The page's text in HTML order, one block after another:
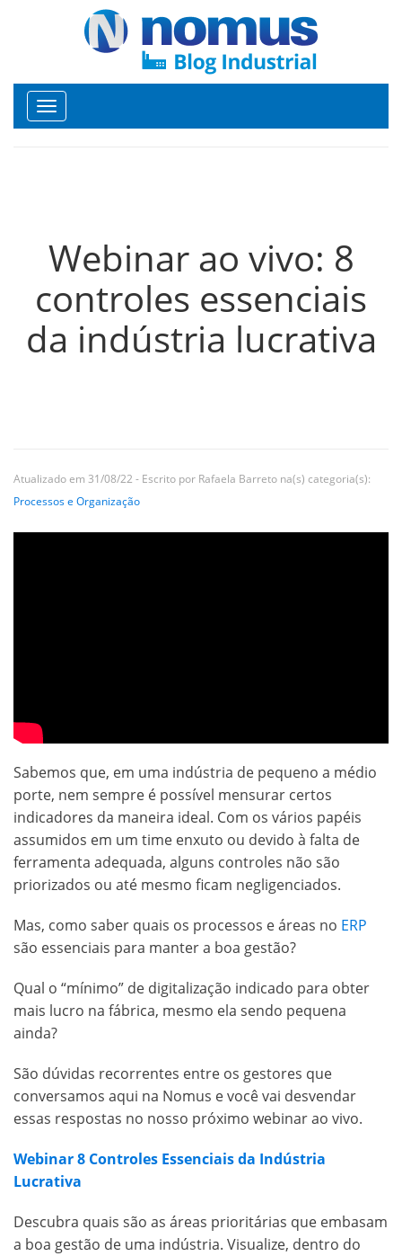
Toggle
navigation
Webinar ao vivo: 8
controles essenciais
da indústria lucrativa
Atualizado em 31/08/22 - Escrito por Rafaela Barreto na(s) categoria(s):
Processos e Organização
Sabemos que, em uma indústria de pequeno a médio
porte, nem sempre é possível mensurar certos
indicadores da maneira ideal. Com os vários papéis
assumidos em um time enxuto ou devido à falta de
ferramenta adequada, alguns controles não são
priorizados ou até mesmo ficam negligenciados.
Mas, como saber quais os processos e áreas no ERP
são essenciais para manter a boa gestão?
Qual o “mínimo” de digitalização indicado para obter
mais lucro na fábrica, mesmo ela sendo pequena
ainda?
São dúvidas recorrentes entre os gestores que
conversamos aqui na Nomus e você vai desvendar
essas respostas no nosso próximo webinar ao vivo.
Webinar 8 Controles Essenciais da Indústria
Lucrativa
Descubra quais são as áreas prioritárias que embasam
a boa gestão de uma indústria. Visualize, dentro do